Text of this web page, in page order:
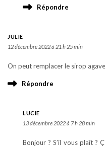
Répondre
JULIE
12 décembre 2022 à 21 h 25 min
On peut remplacer le sirop
Répondre
LUCIE
13 décembre 2022 à 7 h 28 min
Bonjour ? S’il vous plaît ?